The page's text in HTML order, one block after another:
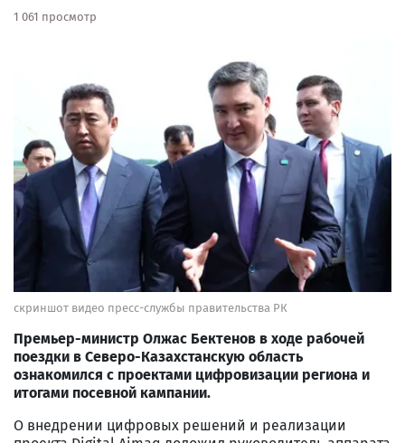
1 061 просмотр
скриншот видео пресс-службы правительства РК
Премьер-министр Олжас Бектенов в ходе рабочей
поездки в Северо-Казахстанскую область
ознакомился с проектами цифровизации региона и
итогами посевной кампании.
О внедрении цифровых решений и реализации